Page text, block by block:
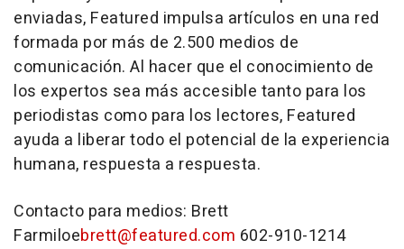
enviadas, Featured impulsa artículos en una red
formada por más de 2.500 medios de
comunicación. Al hacer que el conocimiento de
los expertos sea más accesible tanto para los
periodistas como para los lectores, Featured
ayuda a liberar todo el potencial de la experiencia
humana, respuesta a respuesta.
Contacto para medios: Brett
Farmiloebrett@featured.com 602-910-1214